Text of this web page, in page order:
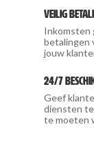
Veilig
Inkomsten
betalingen
jouw
24/7
Geef
diensten te
te moeten